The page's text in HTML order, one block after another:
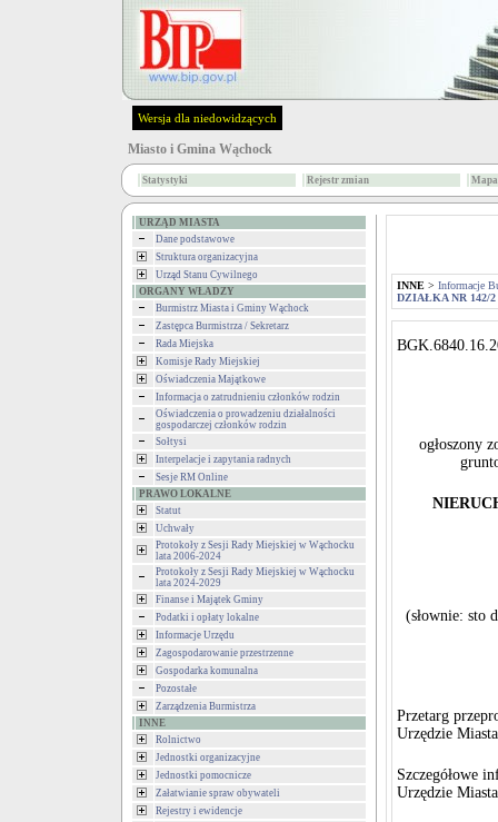
Wersja dla niedowidzących
Miasto i Gmina Wąchock
Statystyki Rejestr zmian
URZĄD MIASTA
Dane podstawowe
Struktura organizacyjna
Urząd Stanu Cywilnego
ORGANY WŁADZY
Burmistrz Miasta i Gminy Wąchock
Zastępca Burmistrza / Sekretarz
Rada Miejska
Komisje Rady Miejskiej
Oświadczenia Majątkowe
Informacja o zatrudnieniu członków rodzin
Oświadczenia o prowadzeniu działalności
gospodarczej członków rodzin
Sołtysi
Interpelacje i zapytania radnych
Sesje RM Online
PRAWO LOKALNE
Statut
Uchwały
Protokoły z Sesji Rady Miejskiej w Wąchocku
lata 2006-2024
Protokoły z Sesji Rady Miejskiej w Wąchocku
lata 2024-2029
Finanse i Majątek Gminy
Podatki i opłaty lokalne
Informacje Urzędu
Zagospodarowanie przestrzenne
Gospodarka komunalna
Pozostałe
Zarządzenia Burmistrza
INNE
Rolnictwo
Jednostki organizacyjne
Jednostki pomocnicze
Załatwianie spraw obywateli
Rejestry i ewidencje
INNE > Informacje
DZIAŁKA NR 142/2
ogłoszony
(słownie: sto
Przetarg
Urzędzie
Szczegółowe
Urzędzie